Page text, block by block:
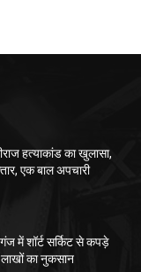
हत्याकांड का खुलासा,
एक बाल अपचारी
में शॉर्ट सर्किट से कपड़े
का नुकसान